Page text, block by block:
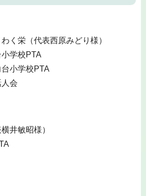
く栄（代表西原みどり様）
学校PTA
小学校PTA
会
井敏昭様）